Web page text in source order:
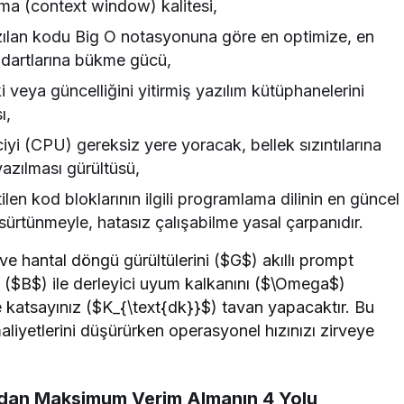
(context window) kalitesi,
kodu Big O notasyonuna göre en optimize, en
bükme gücü,
güncelliğini yitirmiş yazılım kütüphanelerini
(CPU) gereksiz yere yoracak, bellek sızıntılarına
gürültüsü,
kod bloklarının ilgili programlama dilinin en güncel
hatasız çalışabilme yasal çarpanıdır.
hantal döngü gürültülerini ($G$) akıllı prompt
ile derleyici uyum kalkanını ($\Omega$)
($K_{\text{dk}}$) tavan yapacaktır. Bu
düşürürken operasyonel hızınızı zirveye
Maksimum Verim Almanın 4 Yolu